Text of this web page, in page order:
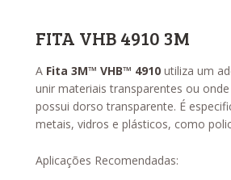
FITA VHB 4910 3M
A Fita 3M™ VHB™ 4910 utiliza um
unir materiais transparentes ou
possui dorso transparente. É
metais, vidros e plásticos, como
Aplicações Recomendadas: